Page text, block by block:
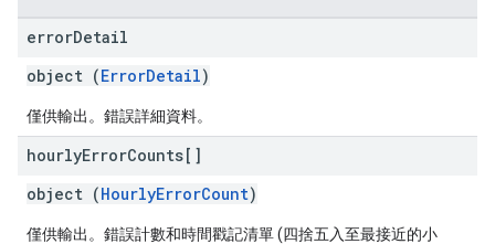
errorDetail
object (ErrorDetail)
僅供輸出。錯誤詳細資料。
hourlyErrorCounts[]
object (HourlyErrorCount)
僅供輸出。錯誤計數和時間戳記清單 (四捨五入至最接近的小